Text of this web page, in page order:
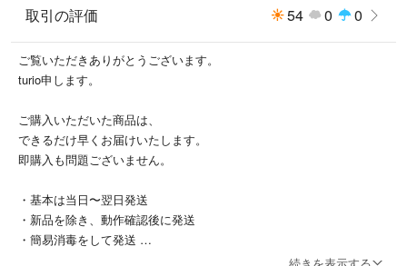
ードレスのため持ち運びも◎。
【状態】
全体的に美品と感じますが、小傷や使用感など感じ方には個人差がありま
す。
撮影小物を除き、写真に写っているものが全てとなります。
【補足】
・購入時期や使用回数の詳細は不明確でお伝えできかねますが、通電・動
作確認済みで強さの低下もなく通常通りご使用いただけます。
・純正ジェルパッドも出品しており、同梱いただくとお得にご購入いただ
けます。
・ジェルパッド付きのため、届いて充電すればすぐにご使用いただけま
取引の評価 54 0 0
ご覧いただきありがとうございます。
turio申します。
ご購入いただいた商品は、
できるだけ早くお届けいたします。
即購入も問題ございません。
・基本は当日〜翌日発送
・新品を除き、動作確認後に発送
・簡易消毒をして発送